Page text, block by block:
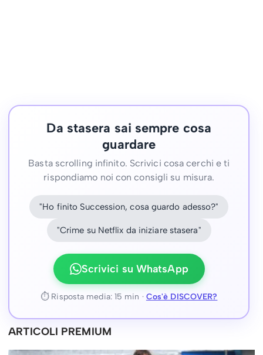
Da stasera sai sempre cosa
guardare
Basta scrolling infinito. Scrivici cosa cerchi e ti
rispondiamo noi con consigli su misura.
"Ho finito Succession, cosa guardo adesso?"
"Crime su Netflix da iniziare stasera"
Scrivici su WhatsApp
⏱ Risposta media: 15 min · Cos'è DISCOVER?
ARTICOLI PREMIUM